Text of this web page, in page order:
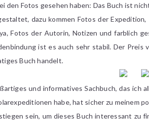
den Fotos gesehen haben: Das Buch ist
dazu kommen Fotos der
Fotos der Autorin, Notizen und farblich
ist es auch sehr stabil. Der
Buch handelt.
und informatives Sachbuch, das ich
habe, hat sicher zu meinem
sein, um dieses Buch interessant zu